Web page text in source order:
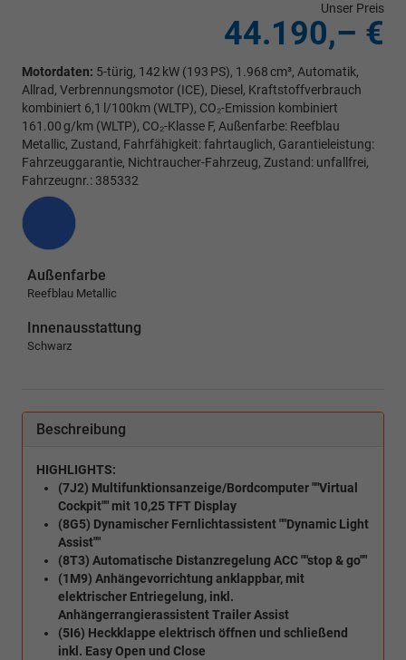
Unser Preis
44.190,– €
Motordaten: 5-türig, 142 kW (193 PS), 1.968 cm³, Automatik,
Allrad, Verbrennungsmotor (ICE), Diesel, Kraftstoffverbrauch
kombiniert 6,1 l/100km (WLTP), CO₂-Emission kombiniert
161.00 g/km (WLTP), CO₂-Klasse F, Außenfarbe: Reefblau
Metallic, Zustand, Fahrfähigkeit: fahrtauglich, Garantieleistung:
Fahrzeuggarantie, Nichtraucher-Fahrzeug, Zustand: unfallfrei,
Fahrzeugnr.: 385332
Außenfarbe
Reefblau Metallic
Innenausstattung
Schwarz
Beschreibung
HIGHLIGHTS:
(7J2) Multifunktionsanzeige/Bordcomputer ""Virtual
Cockpit"" mit 10,25 TFT Display
(8G5) Dynamischer Fernlichtassistent ""Dynamic Light
Assist""
(8T3) Automatische Distanzregelung ACC ""stop & go""
(1M9) Anhängevorrichtung anklappbar, mit
elektrischer Entriegelung, inkl.
Anhängerrangierassistent Trailer Assist
(5I6) Heckklappe elektrisch öffnen und schließend
inkl. Easy Open und Close